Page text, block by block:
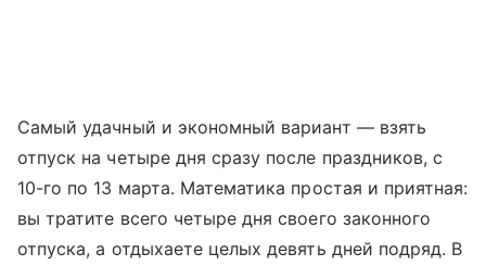
Самый удачный и экономный вариант — взять
отпуск на четыре дня сразу после праздников, с
10-го по 13 марта. Математика простая и приятная:
вы тратите всего четыре дня своего законного
отпуска, а отдыхаете целых девять дней подряд. В